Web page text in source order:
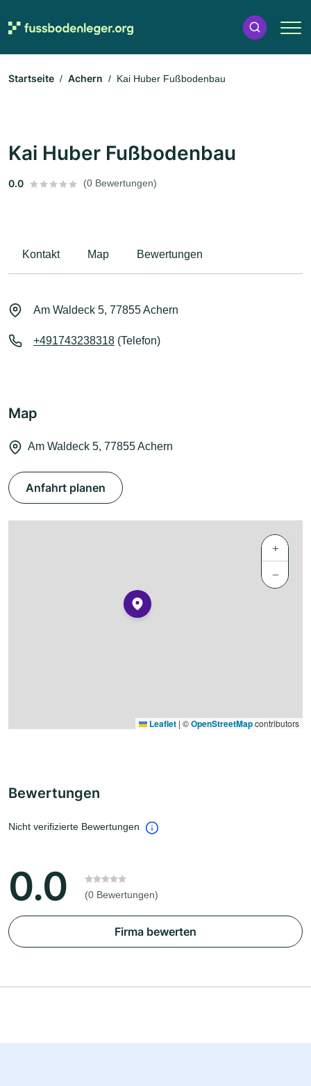
Startseite Achern Kai Huber Fußbodenbau
Kai Huber Fußbodenbau
0.0 (0 Bewertungen)
Kontakt Map Bewertungen
Am Waldeck 5, 77855 Achern
+491743238318 (Telefon)
Map
Am Waldeck 5, 77855 Achern
Anfahrt planen
+
−
Leaflet | ©OpenStreetMapcontributors
Bewertungen
Nicht verifizierte Bewertungen
0.0 (0 Bewertungen)
Firma bewerten